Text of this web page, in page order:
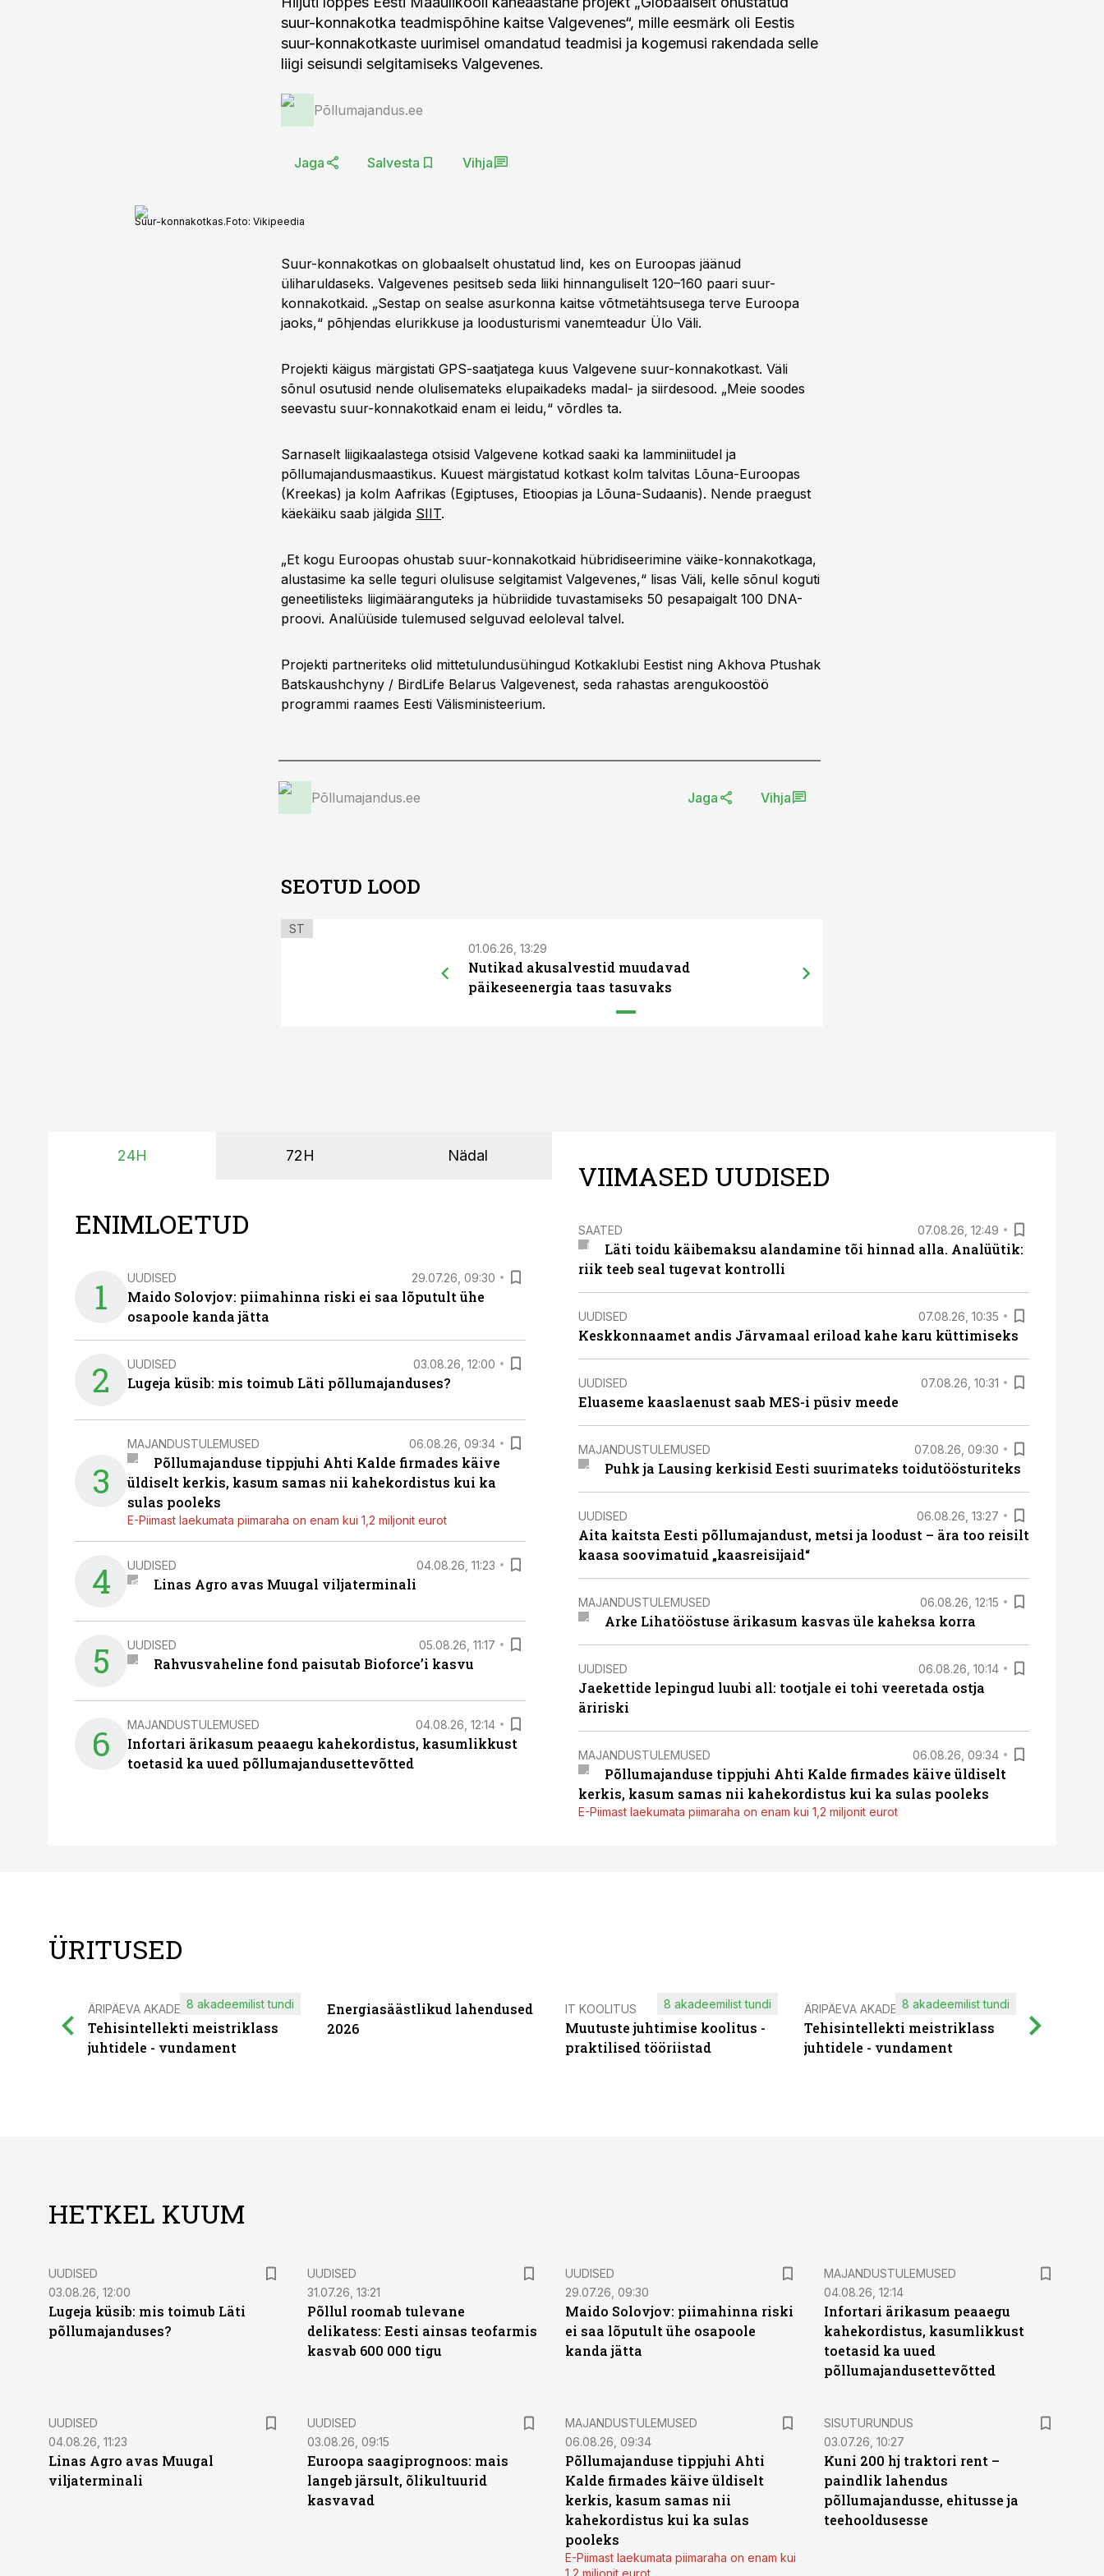
suur-konnakotka teadmispõhine kaitse Valgevenes“, mille eesmärk oli Eestis
suur-konnakotkaste uurimisel omandatud teadmisi ja kogemusi rakendada selle
liigi seisundi selgitamiseks Valgevenes.
Põllumajandus.ee
Jaga Salvesta Vihja
Suur-konnakotkas.Foto: Vikipeedia
Suur-konnakotkas on globaalselt ohustatud lind, kes on Euroopas jäänud
üliharuldaseks. Valgevenes pesitseb seda liiki hinnanguliselt 120–160 paari suur-
konnakotkaid. „Sestap on sealse asurkonna kaitse võtmetähtsusega terve Euroopa
jaoks,“ põhjendas elurikkuse ja loodusturismi vanemteadur Ülo Väli.
Projekti käigus märgistati GPS-saatjatega kuus Valgevene suur-konnakotkast. Väli
sõnul osutusid nende olulisemateks elupaikadeks madal- ja siirdesood. „Meie soodes
seevastu suur-konnakotkaid enam ei leidu,“ võrdles ta.
Sarnaselt liigikaalastega otsisid Valgevene kotkad saaki ka lamminiitudel ja
põllumajandusmaastikus. Kuuest märgistatud kotkast kolm talvitas Lõuna-Euroopas
(Kreekas) ja kolm Aafrikas (Egiptuses, Etioopias ja Lõuna-Sudaanis). Nende praegust
käekäiku saab jälgida SIIT.
„Et kogu Euroopas ohustab suur-konnakotkaid hübridiseerimine väike-konnakotkaga,
alustasime ka selle teguri olulisuse selgitamist Valgevenes,“ lisas Väli, kelle sõnul koguti
geneetilisteks liigimääranguteks ja hübriidide tuvastamiseks 50 pesapaigalt 100 DNA-
proovi. Analüüside tulemused selguvad eeloleval talvel.
Projekti partneriteks olid mittetulundusühingud Kotkaklubi Eestist ning Akhova Ptushak
Batskaushchyny / BirdLife Belarus Valgevenest, seda rahastas arengukoostöö
programmi raames Eesti Välisministeerium.
Põllumajandus.ee Jaga Vihja
SEOTUD LOOD
ST
01.06.26, 13:29
Nutikad akusalvestid muudavad
päikeseenergia taas tasuvaks
24H 72H Nädal
ENIMLOETUD
1 UUDISED 29.07.26, 09:30
Maido Solovjov: piimahinna riski ei saa lõputult ühe
osapoole kanda jätta
2 UUDISED 03.08.26, 12:00
Lugeja küsib: mis toimub Läti põllumajanduses?
3
MAJANDUSTULEMUSED 06.08.26, 09:34
Põllumajanduse tippjuhi Ahti Kalde firmades käive
üldiselt kerkis, kasum samas nii kahekordistus kui ka
sulas pooleks
E-Piimast laekumata piimaraha on enam kui 1,2 miljonit eurot
4 UUDISED 04.08.26, 11:23
Linas Agro avas Muugal viljaterminali
5 UUDISED 05.08.26, 11:17
Rahvusvaheline fond paisutab Bioforce’i kasvu
6 MAJANDUSTULEMUSED 04.08.26, 12:14
Infortari ärikasum peaaegu kahekordistus, kasumlikkust
toetasid ka uued põllumajandusettevõtted
VIIMASED UUDISED
SAATED 07.08.26, 12:49
Läti toidu käibemaksu alandamine tõi hinnad alla. Analüütik:
riik teeb seal tugevat kontrolli
UUDISED 07.08.26, 10:35
Keskkonnaamet andis Järvamaal eriload kahe karu küttimiseks
UUDISED 07.08.26, 10:31
Eluaseme kaaslaenust saab MES-i püsiv meede
MAJANDUSTULEMUSED 07.08.26, 09:30
Puhk ja Lausing kerkisid Eesti suurimateks toidutöösturiteks
UUDISED 06.08.26, 13:27
Aita kaitsta Eesti põllumajandust, metsi ja loodust – ära too reisilt
kaasa soovimatuid „kaasreisijaid“
MAJANDUSTULEMUSED 06.08.26, 12:15
Arke Lihatööstuse ärikasum kasvas üle kaheksa korra
UUDISED 06.08.26, 10:14
Jaekettide lepingud luubi all: tootjale ei tohi veeretada ostja
äririski
MAJANDUSTULEMUSED 06.08.26, 09:34
Põllumajanduse tippjuhi Ahti Kalde firmades käive üldiselt
kerkis, kasum samas nii kahekordistus kui ka sulas pooleks
E-Piimast laekumata piimaraha on enam kui 1,2 miljonit eurot
ÜRITUSED
ÄRIPÄEVA AKADEEMIA
Tehisintellekti meistriklass
juhtidele - vundament
8 akadeemilist tundi
Energiasäästlikud lahendused
2026
IT KOOLITUS
Muutuste juhtimise koolitus -
praktilised tööriistad
8 akadeemilist tundi ÄRIPÄEVA AKADEEMIA
Tehisintellekti meistriklass
juhtidele - vundament
8 akadeemilist tundi
HETKEL KUUM
UUDISED
03.08.26, 12:00
Lugeja küsib: mis toimub Läti
põllumajanduses?
UUDISED
31.07.26, 13:21
Põllul roomab tulevane
delikatess: Eesti ainsas teofarmis
kasvab 600 000 tigu
UUDISED
29.07.26, 09:30
Maido Solovjov: piimahinna riski
ei saa lõputult ühe osapoole
kanda jätta
MAJANDUSTULEMUSED
04.08.26, 12:14
Infortari ärikasum peaaegu
kahekordistus, kasumlikkust
toetasid ka uued
põllumajandusettevõtted
UUDISED
04.08.26, 11:23
Linas Agro avas Muugal
viljaterminali
UUDISED
03.08.26, 09:15
Euroopa saagiprognoos: mais
langeb järsult, õlikultuurid
kasvavad
MAJANDUSTULEMUSED
06.08.26, 09:34
Põllumajanduse tippjuhi Ahti
Kalde firmades käive üldiselt
kerkis, kasum samas nii
kahekordistus kui ka sulas
pooleks
E-Piimast laekumata piimaraha on enam kui
1,2 miljonit eurot
ST
SISUTURUNDUS
03.07.26, 10:27
Kuni 200 hj traktori rent –
paindlik lahendus
põllumajandusse, ehitusse ja
teehooldusesse